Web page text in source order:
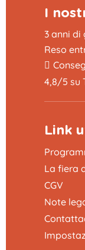
I
3 anni di
Reso
4,8/5 su
Link
La fiera
CGV
Note